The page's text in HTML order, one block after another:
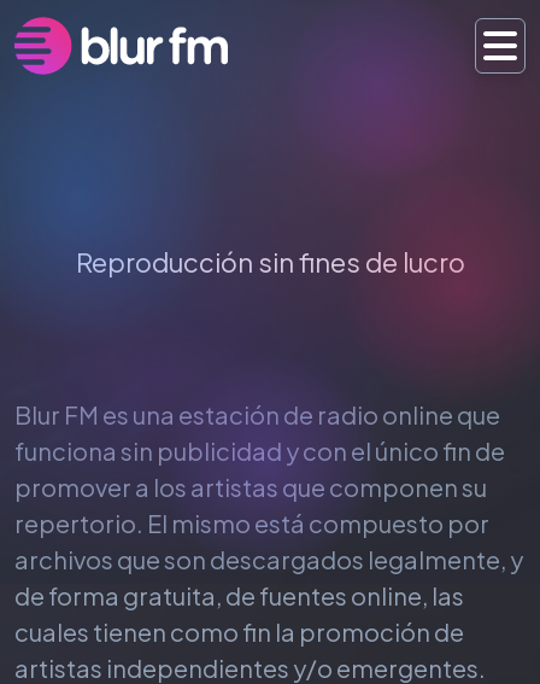
Reproducción sin fines de lucro
Blur FM es una estación de radio online que
funciona sin publicidad y con el único fin de
promover a los artistas que componen su
repertorio. El mismo está compuesto por
archivos que son descargados legalmente, y
de forma gratuita, de fuentes online, las
cuales tienen como fin la promoción de
artistas independientes y/o emergentes.